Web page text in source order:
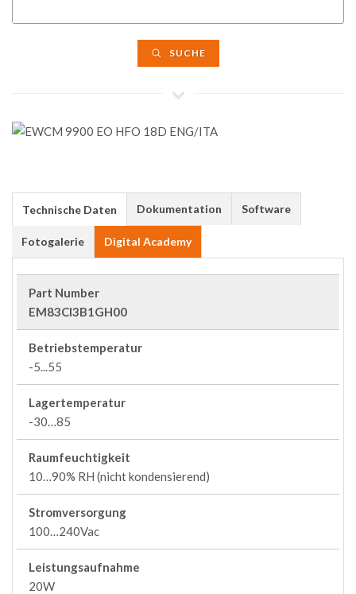
SUCHE
Technische Daten Dokumentation Software
Fotogalerie Digital Academy
Part Number
EM83CI3B1GH00
Betriebstemperatur
-5...55
Lagertemperatur
-30…85
Raumfeuchtigkeit
10…90% RH (nicht kondensierend)
Stromversorgung
100…240Vac
Leistungsaufnahme
20W